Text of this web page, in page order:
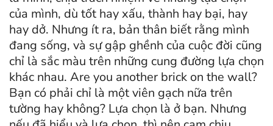
của mình, dù tốt hay xấu, thành hay bại, hay
hay dở. Nhưng ít ra, bản thân biết rằng mình
đang sống, và sự gập ghềnh của cuộc đời cũng
chỉ là sắc màu trên những cung đường lựa chọn
khác nhau. Are you another brick on the wall?
Bạn có phải chỉ là một viên gạch nữa trên
tường hay không? Lựa chọn là ở bạn. Nhưng